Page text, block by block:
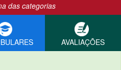
das categorias
AVALIAÇÕES